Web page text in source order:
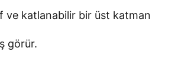
ve katlanabilir bir üst katman
görür.